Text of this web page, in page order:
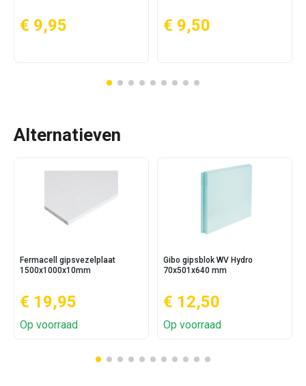
€ 9,95 € 9,50
Alternatieven
Fermacell gipsvezelplaat
1500x1000x10mm
€ 19,95
Op voorraad
Gibo gipsblok WV Hydro
70x501x640 mm
€ 12,50
Op voorraad